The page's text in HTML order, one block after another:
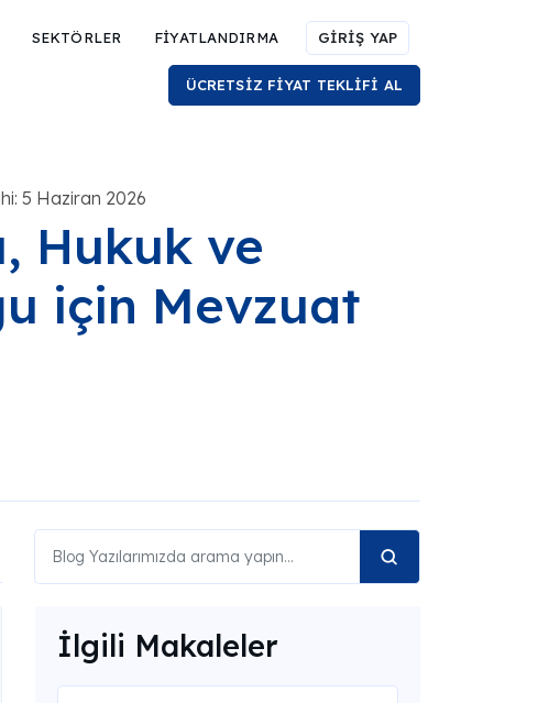
SEKTÖRLER FİYATLANDIRMA GİRİŞ YAP
ÜCRETSİZ FİYAT TEKLİFİ AL
5 Haziran 2026
Hukuk ve
için Mevzuat
İlgili Makaleler